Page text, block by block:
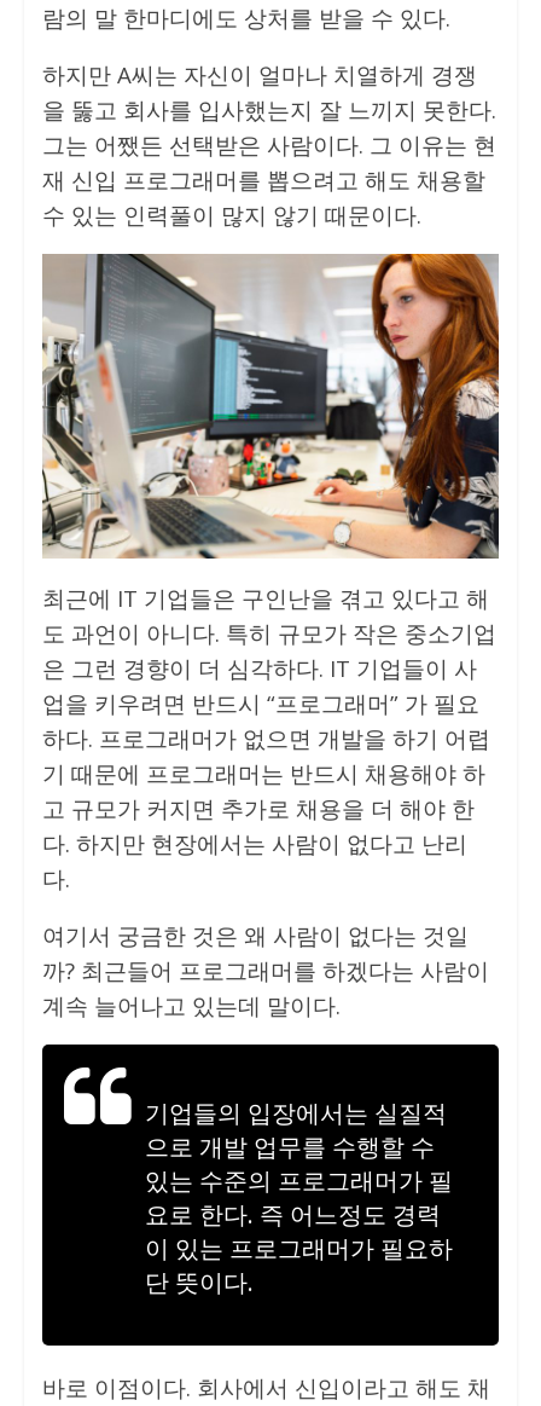
람의 말 한마디에도 상처를 받을 수 있다.
하지만 A씨는 자신이 얼마나 치열하게 경쟁
을 뚫고 회사를 입사했는지 잘 느끼지 못한다.
그는 어쨌든 선택받은 사람이다. 그 이유는 현
재 신입 프로그래머를 뽑으려고 해도 채용할
수 있는 인력풀이 많지 않기 때문이다.
최근에 IT 기업들은 구인난을 겪고 있다고 해
도 과언이 아니다. 특히 규모가 작은 중소기업
은 그런 경향이 더 심각하다. IT 기업들이 사
업을 키우려면 반드시 “프로그래머” 가 필요
하다. 프로그래머가 없으면 개발을 하기 어렵
기 때문에 프로그래머는 반드시 채용해야 하
고 규모가 커지면 추가로 채용을 더 해야 한
다. 하지만 현장에서는 사람이 없다고 난리
다.
여기서 궁금한 것은 왜 사람이 없다는 것일
까? 최근들어 프로그래머를 하겠다는 사람이
계속 늘어나고 있는데 말이다.
기업들의 입장에서는 실질적
으로 개발 업무를 수행할 수
있는 수준의 프로그래머가 필
요로 한다. 즉 어느정도 경력
이 있는 프로그래머가 필요하
단 뜻이다.
바로 이점이다. 회사에서 신입이라고 해도 채